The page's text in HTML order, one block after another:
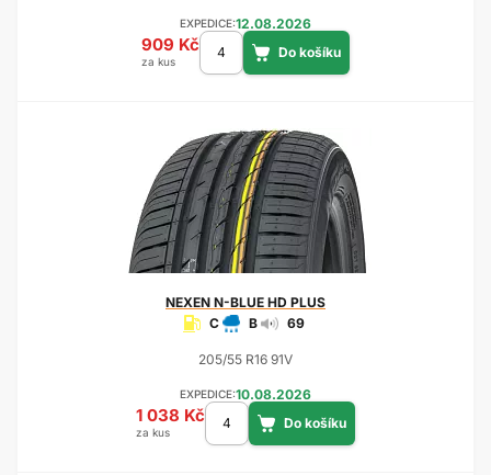
EXPEDICE:12.08.2026
909 Kč
za kus
NEXEN N-BLUE HD PLUS
C
B 69
205/55 R16 91V
EXPEDICE:10.08.2026
1 038 Kč
za kus